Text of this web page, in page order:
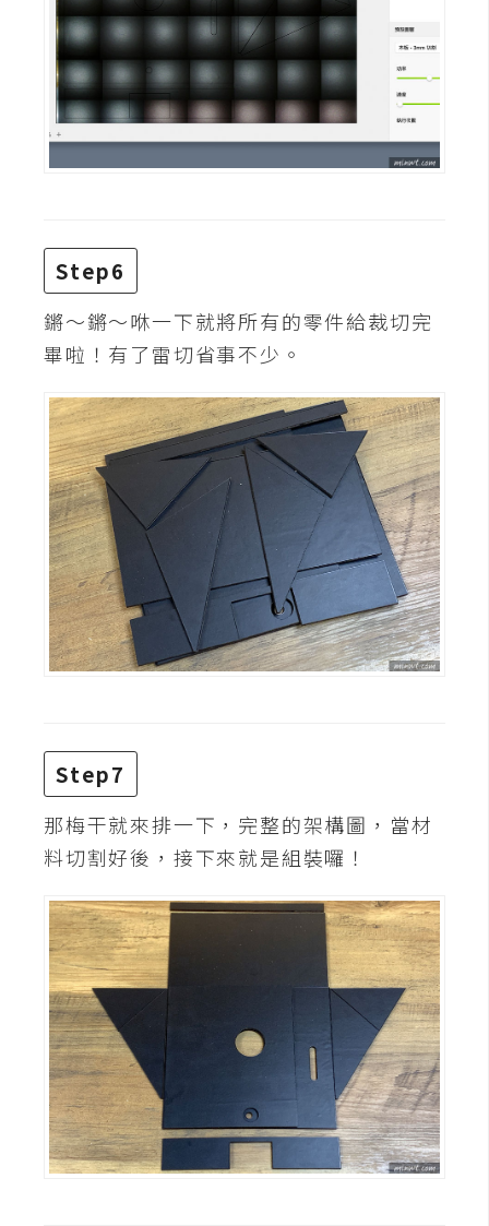
與
網
域
S
E
具
免
費
間
網
頁
設
計
前
端
M
L
/
S
J
a
v
a
S
c
r
i
p
Step6
鏘～鏘～咻一下就將所有的零件給裁切完
畢啦！有了雷切省事不少。
Step7
那梅干就來排一下，完整的架構圖，當材
料切割好後，接下來就是組裝囉！